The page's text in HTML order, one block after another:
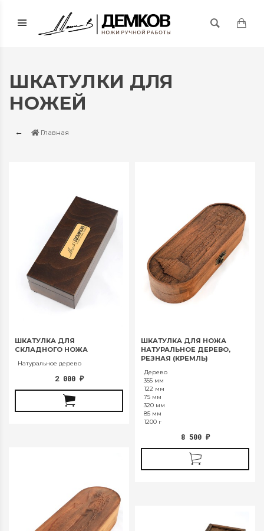
ШКАТУЛКИ ДЛЯ
НОЖЕЙ
Главная
ШКАТУЛКА ДЛЯ
СКЛАДНОГО НОЖА
Натуральное дерево
2 000 ₽
ШКАТУЛКА ДЛЯ НОЖА
НАТУРАЛЬНОЕ ДЕРЕВО,
РЕЗНАЯ (КРЕМЛЬ)
Дерево
355 мм
122 мм
75 мм
320 мм
85 мм
1200 г
8 500 ₽